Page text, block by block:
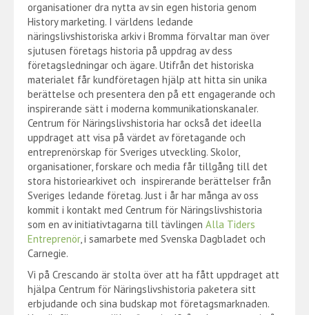
organisationer dra nytta av sin egen historia genom
History marketing. I världens ledande
näringslivshistoriska arkiv i Bromma förvaltar man över
sjutusen företags historia på uppdrag av dess
företagsledningar och ägare. Utifrån det historiska
materialet får kundföretagen hjälp att hitta sin unika
berättelse och presentera den på ett engagerande och
inspirerande sätt i moderna kommunikationskanaler.
Centrum för Näringslivshistoria har också det ideella
uppdraget att visa på värdet av företagande och
entreprenörskap för Sveriges utveckling. Skolor,
organisationer, forskare och media får tillgång till det
stora historiearkivet och inspirerande berättelser från
Sveriges ledande företag. Just i år har många av oss
kommit i kontakt med Centrum för Näringslivshistoria
som en av initiativtagarna till tävlingen Alla Tiders
Entreprenör, i samarbete med Svenska Dagbladet och
Carnegie.
Vi på Crescando är stolta över att ha fått uppdraget att
hjälpa Centrum för Näringslivshistoria paketera sitt
erbjudande och sina budskap mot företagsmarknaden.